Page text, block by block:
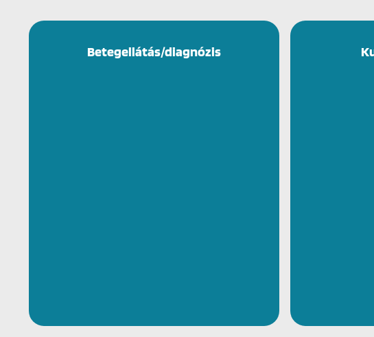
Betegellátás/diagnózis